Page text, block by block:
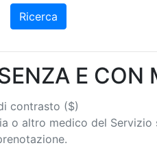
Ricerca
E CON
contrasto ($)
o altro medico del